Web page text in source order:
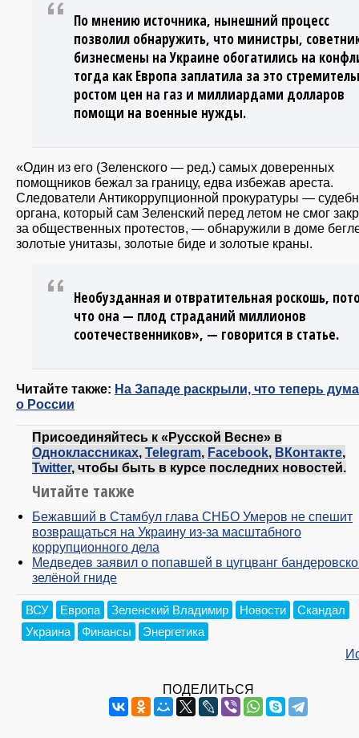
По мнению источника, нынешний процесс
позволил обнаружить, что министры,
бизнесмены на Украине обогатились на
тогда как Европа заплатила за это
ростом цен на газ и миллиардами долларов
помощи на военные нужды.
«Один из его (Зеленского — ред.) самых доверенных
помощников бежал за границу, едва избежав ареста.
Следователи Антикоррупционной прокуратуры —
органа, который сам Зеленский перед летом не смог
за общественных протестов, — обнаружили в доме
золотые унитазы, золотые биде и золотые краны.
Необузданная и отвратительная роскошь,
что она — плод страданий миллионов
соотечественников», — говорится в статье.
Читайте также: На Западе раскрыли, что теперь
о России
Присоединяйтесь к «Русской Весне» в
Одноклассниках Telegram Facebook ВКонтакте
Twitter, чтобы быть в курсе последних новостей.
Читайте также
Бежавший в Стамбул глава СНБО Умеров не спешит
возвращаться на Украину из-за масштабного
коррупционного дела
Медведев заявил о попавшей в цугцванг
зелёной гниде
ВСУ Европа Зеленский Владимир Новости
Скандал
Украина
Финансы Энергетика
ПОДЕЛИТЬСЯ